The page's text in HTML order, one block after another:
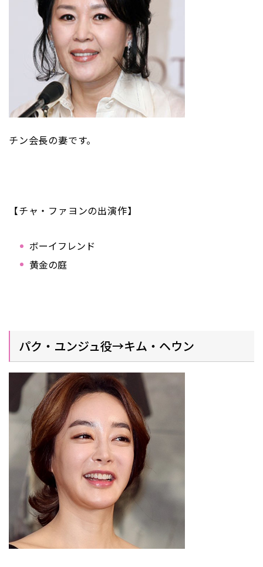
チン会長の妻です。
【チャ・ファヨンの出演作】
ボーイフレンド
黄金の庭
パク・ユンジュ役→キム・ヘウン